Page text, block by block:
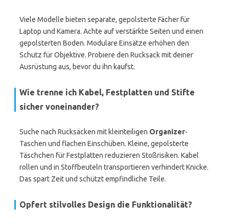
Viele Modelle bieten separate, gepolsterte Fächer für
Laptop und Kamera. Achte auf verstärkte Seiten und einen
gepolsterten Boden. Modulare Einsätze erhöhen den
Schutz für Objektive. Probiere den Rucksack mit deiner
Ausrüstung aus, bevor du ihn kaufst.
Wie trenne ich Kabel, Festplatten und Stifte
sicher voneinander?
Suche nach Rucksäcken mit kleinteiligen Organizer-
Taschen und flachen Einschüben. Kleine, gepolsterte
Täschchen für Festplatten reduzieren Stoßrisiken. Kabel
rollen und in Stoffbeuteln transportieren verhindert Knicke.
Das spart Zeit und schützt empfindliche Teile.
Opfert stilvolles Design die Funktionalität?